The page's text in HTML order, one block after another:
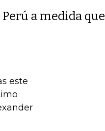
a medida que
este